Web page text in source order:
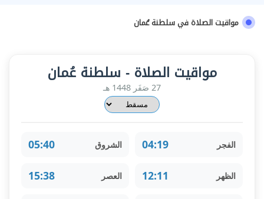
مواقيت الصلاة في سلطنة عُمان
مواقيت الصلاة - سلطنة عُمان
27 صَفَر 1448 هـ
الفجر 04:19 الشروق 05:40
الظهر 12:11 العصر 15:38